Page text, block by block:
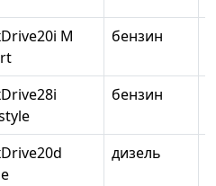
M
бензин
бензин
дизель